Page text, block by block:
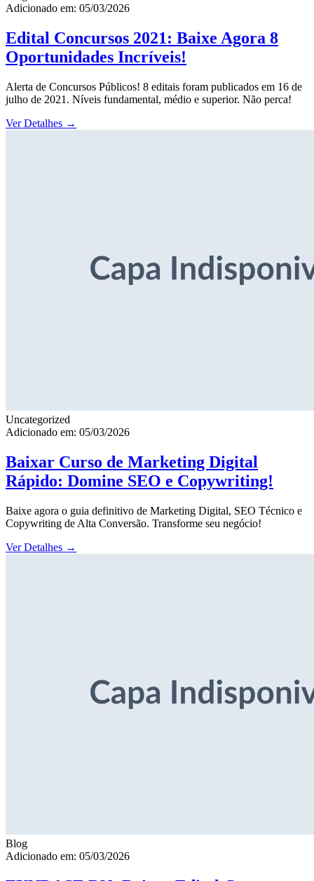
Adicionado em: 05/03/2026
Edital Concursos 2021: Baixe Agora 8
Oportunidades Incríveis!
Alerta de Concursos Públicos! 8 editais foram publicados em 16 de
julho de 2021. Níveis fundamental, médio e superior. Não perca!
Ver Detalhes →
Uncategorized
Adicionado em: 05/03/2026
Baixar Curso de Marketing Digital
Rápido: Domine SEO e Copywriting!
Baixe agora o guia definitivo de Marketing Digital, SEO Técnico e
Copywriting de Alta Conversão. Transforme seu negócio!
Ver Detalhes →
Blog
Adicionado em: 05/03/2026